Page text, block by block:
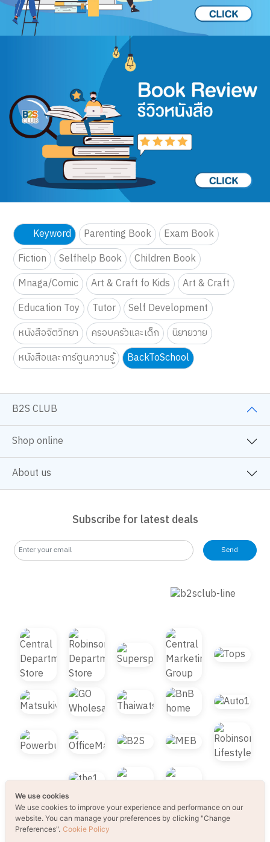
Keyword Parenting Book
Exam Book
Fiction
Selfhelp Book
Children Book
Mnaga/Comic
Art & Craft fo Kids
Art & Craft
Education Toy
Tutor
Self Development
หนังสือจิตวิทยา
ครอบครัวและเด็ก
นิยายวาย
หนังสือและการ์ตูนความรู้
BackToSchool
B2S CLUB
Shop online
About us
Subscribe for latest deals
Send
© 2021 B2S CLUB, All rights reserved. Web
We use cookies
We use cookies to improve your experience and performance on our
website. You can manage your preferences by clicking "Change
Preferences". Cookie Policy